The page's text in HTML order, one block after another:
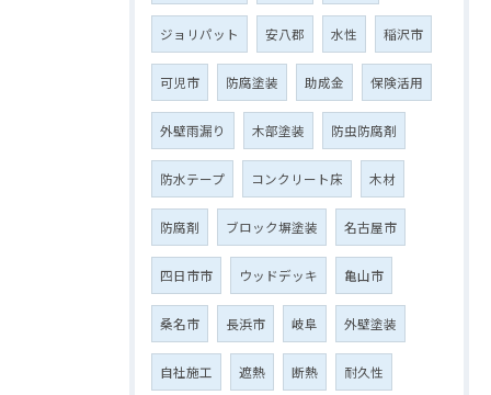
ジョリパット 安八郡 水性 稲沢市
可児市 防腐塗装 助成金 保険活用
外壁雨漏り 木部塗装 防虫防腐剤
防水テープ コンクリート床 木材
防腐剤 ブロック塀塗装 名古屋市
四日市市 ウッドデッキ 亀山市
桑名市 長浜市 岐阜 外壁塗装
自社施工 遮熱 断熱 耐久性